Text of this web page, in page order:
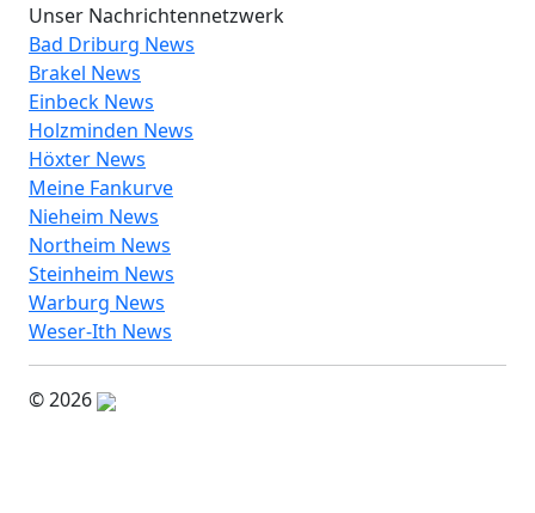
Unser Nachrichtennetzwerk
Bad Driburg News
Brakel News
Einbeck News
Holzminden News
Höxter News
Meine Fankurve
Nieheim News
Northeim News
Steinheim News
Warburg News
Weser-Ith News
© 2026